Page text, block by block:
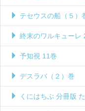
テセウスの船（５）
終末のワルキューレ
予知視 11巻
デスラバ（２）巻
くにはちぶ 分冊版